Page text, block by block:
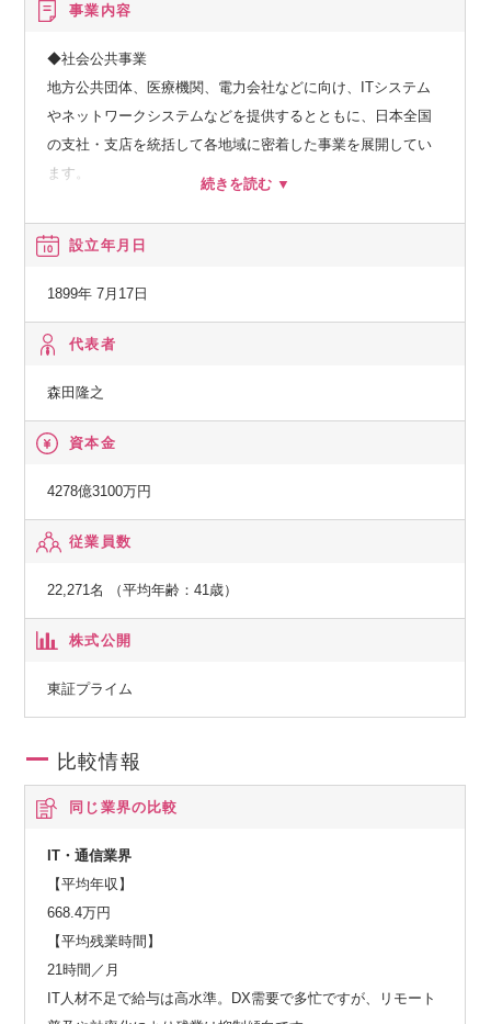
事業内容
◆社会公共事業
地方公共団体、医療機関、電力会社などに向け、ITシステム
やネットワークシステムなどを提供するとともに、日本全国
の支社・支店を統括して各地域に密着した事業を展開してい
ます。
政府、官公庁などに向け、大規模ミッションクリティカルシ
ステムやネットワークシステムといった、人々が安心して快
製造業、流通・サービス業、金融業などの民需向けにITソリ
ューションを提供し、お客さまの新サービス立ち上げなどに
貢献しています。最先端のデジタル技術を活用し、お客さま
との共創を通じて、人やモノ、プロセスを企業・産業の枠を
します。
◆ネットワークサービス事業
通信事業者向けに、ネットワーク構築に必要な機器や運用管
す。さらに、IoT/5G時代に向けてネットワークへのニーズが
多様化する中、テレコムキャリア市場で培ったネットワーク
自治体などの市場に展開していきます。
海外市場を対象として、セーファーシティ（パブリックセー
フティ、デジタル・ガバメント、デジタル・ファイナン
ス）、サービスプロバイダ向けソフトウェア・サービス、海
洋システムなどを提供しています。AI、IoT関連の先端技術を
活用し、安全・安心で効率・公平な都市の実現をはじめとす
る社会課題の解決に貢献していきます。
設立年月日
1899年 7月17日
代表者
森田隆之
資本金
4278億3100万円
従業員数
22,271名 （平均年齢：41歳）
株式公開
東証プライム
比較情報
同じ業界の比較
IT・通信業界
【平均年収】
668.4万円
【平均残業時間】
21時間／月
IT人材不足で給与は高水準。DX需要で多忙ですが、リモート